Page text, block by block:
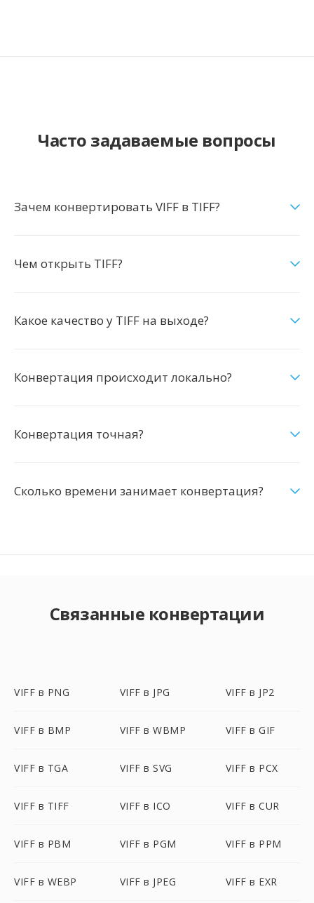
Часто задаваемые вопросы
Зачем конвертировать VIFF в TIFF?
Чем открыть TIFF?
Какое качество у TIFF на выходе?
Конвертация происходит локально?
Конвертация точная?
Сколько времени занимает конвертация?
Связанные конвертации
VIFF в PNG VIFF в JPG VIFF в JP2
VIFF в BMP VIFF в WBMP VIFF в GIF
VIFF в TGA VIFF в SVG VIFF в PCX
VIFF в TIFF VIFF в ICO VIFF в CUR
VIFF в PBM VIFF в PGM VIFF в PPM
VIFF в WEBP VIFF в JPEG VIFF в EXR